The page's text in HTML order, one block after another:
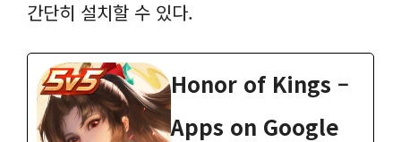
간단히 설치할 수 있다.
Honor of Kings –
Apps on Google